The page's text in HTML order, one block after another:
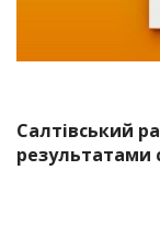
Салтівський
результатами